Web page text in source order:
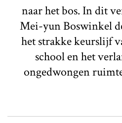
naar het bos. In dit
Mei-yun Boswinkel
het strakke keurslijf
school en het
ongedwongen